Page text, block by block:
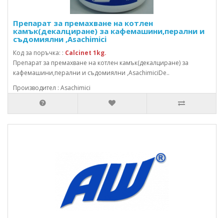
Препарат за премахване на котлен
камък(декалциране) за кафемашини,перални и
съдомиялни ,Asachimici
Код за поръчка: : Calcinet 1kg.
Препарат за премахване на котлен камък(декалциране) за
кафемашини,перални и съдомиялни ,AsachimiciDe..
Производител : Asachimici